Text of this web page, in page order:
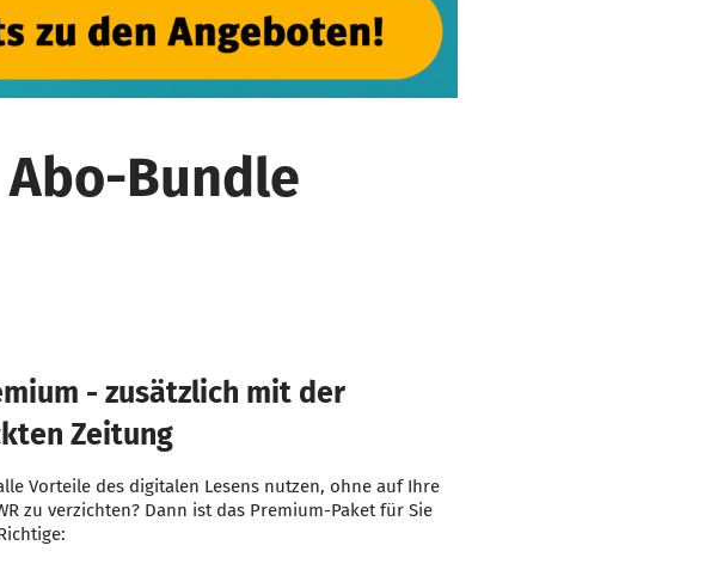
Bundle
- zusätzlich mit der
Zeitung
Vorteile des digitalen Lesens nutzen, ohne auf Ihre
zu verzichten? Dann ist das Premium-Paket für Sie